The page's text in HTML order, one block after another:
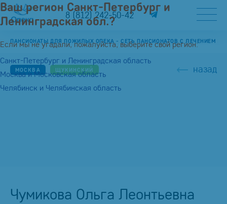
8 (812) 242-50-42
ПАНСИОНАТЫ ДЛЯ ПОЖИЛЫХ ОПЕКА - СЕТЬ ПАНСИОНАТОВ С ЛЕЧЕНИЕМ
МОСКВА ЩУКИНСКИЙ назад
Чумикова Ольга Леонтьевна
Ваш регион Санкт-Петербург и
Ленинградская обл.?
Если мы не угадали, пожалуйста, выберите свой регион:
Санкт-Петербург и Ленинградская область
Москва и Московская область
Челябинск и Челябинская область